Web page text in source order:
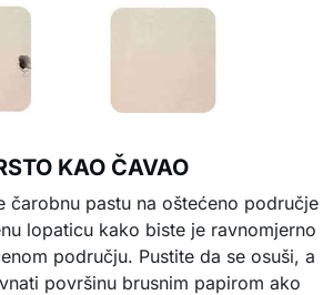
KAO ČAVAO
čarobnu pastu na oštećeno područje
lopaticu kako biste je ravnomjerno
području. Pustite da se osuši, a
površinu brusnim papirom ako